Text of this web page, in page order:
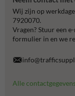
Wij zijn op
7920070.
Vragen? Stuur een
formulier in en we
Alle